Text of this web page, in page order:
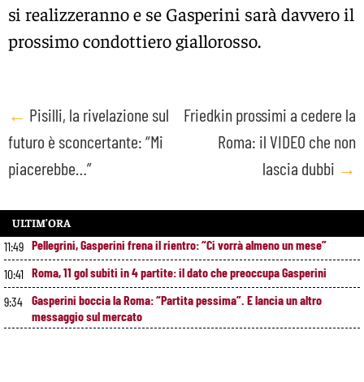
si realizzeranno e se Gasperini sarà davvero il
prossimo condottiero giallorosso.
Post
navigation
← Pisilli, la rivelazione sul
futuro è sconcertante: “Mi
piacerebbe…”
Friedkin prossimi a cedere la
Roma: il VIDEO che non
lascia dubbi →
ULTIM’ORA
11:49 Pellegrini, Gasperini frena il rientro: “Ci vorrà almeno un mese”
10:41 Roma, 11 gol subiti in 4 partite: il dato che preoccupa Gasperini
9:34 Gasperini boccia la Roma: “Partita pessima”. E lancia un altro
messaggio sul mercato